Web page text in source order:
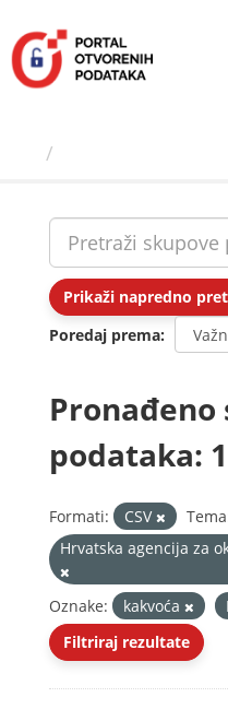
sadržaj
Prikaži napredno
Poredaj prema
Pronađeno
podataka: 1
Formati: CSV
Hrvatska agencija za
Oznake: kakvoća
Filtriraj rezultate